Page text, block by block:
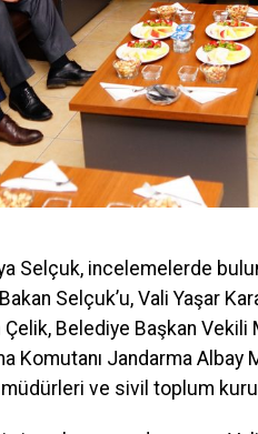
Selçuk, incelemelerde
Selçuk’u, Vali Yaşar
Çelik, Belediye Başkan
Komutanı Jandarma Albay
müdürleri ve sivil toplum